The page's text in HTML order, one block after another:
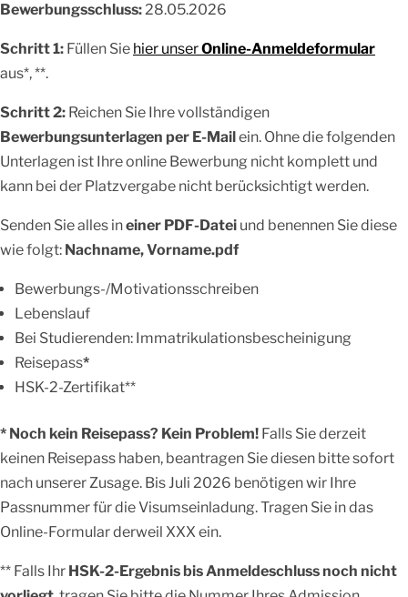
Bewerbungsschluss:28.05.2026
Schritt 1: Füllen Sie hier unserOnline-Anmeldeformular
aus*, **.
Schritt 2: Reichen Sie Ihre vollständigen
Bewerbungsunterlagen per E-Mail ein. Ohne die folgenden
Unterlagen ist Ihre online Bewerbung nicht komplett und
kann bei der Platzvergabe nicht berücksichtigt werden.
Senden Sie alles ineiner PDF-Datei und benennen Sie diese
wie folgt: Nachname, Vorname.pdf
Bewerbungs-/Motivationsschreiben
Lebenslauf
Bei Studierenden: Immatrikulationsbescheinigung
Reisepass*
HSK-2-Zertifikat**
* Noch kein Reisepass? Kein Problem! Falls Sie derzeit
keinen Reisepass haben, beantragen Sie diesen bitte sofort
nach unserer Zusage. Bis Juli 2026 benötigen wir Ihre
Passnummer für die Visumseinladung. Tragen Sie in das
Online-Formular derweil XXX ein.
** Falls Ihr HSK-2-Ergebnis bis Anmeldeschluss noch nicht